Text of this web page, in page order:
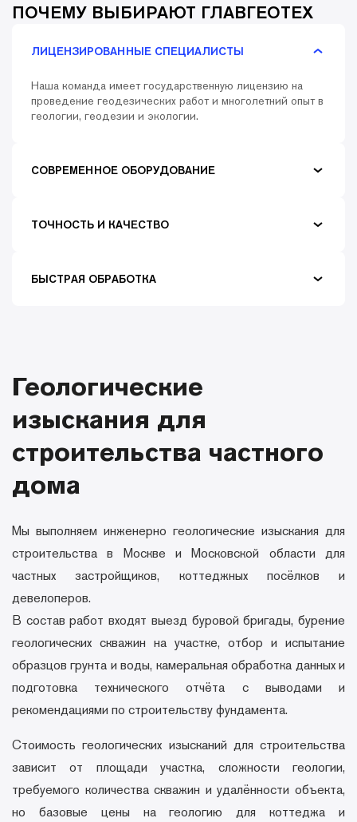
ПОЧЕМУ ВЫБИРАЮТ ГЛАВГЕОТЕХ
ЛИЦЕНЗИРОВАННЫЕ СПЕЦИАЛИСТЫ
Наша команда имеет государственную лицензию на
проведение геодезических работ и многолетний опыт в
геологии, геодезии и экологии.
СОВРЕМЕННОЕ ОБОРУДОВАНИЕ
ТОЧНОСТЬ И КАЧЕСТВО
БЫСТРАЯ ОБРАБОТКА
Геологические
изыскания для
строительства частного
дома
Мы выполняем инженерно геологические изыскания для
строительства в Москве и Московской области для
частных застройщиков, коттеджных посёлков и
девелоперов.
В состав работ входят выезд буровой бригады, бурение
геологических скважин на участке, отбор и испытание
образцов грунта и воды, камеральная обработка данных и
подготовка технического отчёта с выводами и
рекомендациями по строительству фундамента.
Стоимость геологических изысканий для строительства
зависит от площади участка, сложности геологии,
требуемого количества скважин и удалённости объекта,
но базовые цены на геологию для коттеджа и
Андрей Колосов
Главный инженер строительной компании
«РегионСтрой»
ОСТАВЬТЕ ВАШИ КОНТАКТЫ
Специалист нашей компании свяжется с вами в
ближайшее время и уточнит все детали проекта.